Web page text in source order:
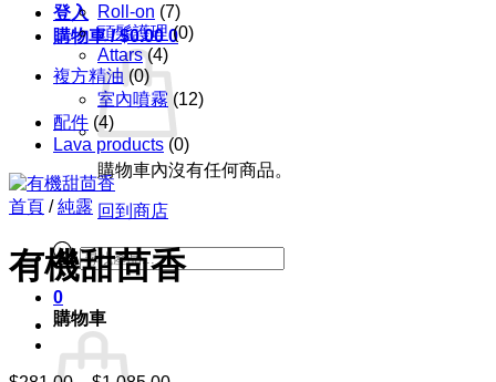
登入
購物車 /$0.00 0
購物車內沒有任何商品。
回到商店
Products
search
0
購物車
Roll-on (7)
頭髮護理 (0)
Attars (4)
複方精油 (0)
室內噴霧 (12)
配件 (4)
Lava products (0)
首頁 / 純露
有機甜茴香